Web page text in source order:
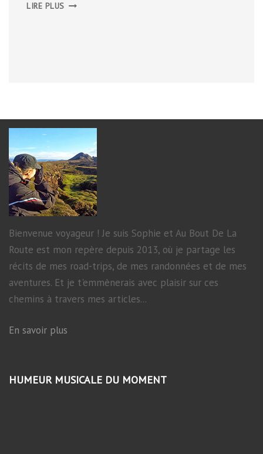
LIRE PLUS CÔTE
Bienvenue voyageur ! Je suis Sophie et Au Bout De La
Route est mon repère depuis 2013, où je partage les
récits de mes road-trips, de mes randonnées et de mes
aventures. Et je t'emmènerais avec plaisir sur ces
chemins à travers mes articles...
En savoir plus
HUMEUR MUSICALE DU MOMENT